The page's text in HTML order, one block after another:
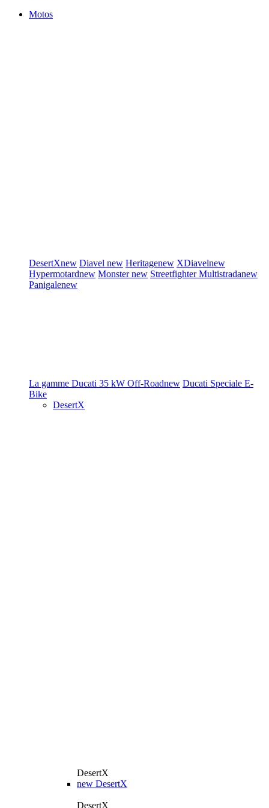
Motos
DesertXnew Diavel new Heritagenew XDiavelnew
Hypermotardnew Monsternew StreetfighterMultistradanew
Panigalenew
La gamme Ducati 35 kW Off-Roadnew Ducati Speciale E-
Bike
DesertX
DesertX
new DesertX
DesertX